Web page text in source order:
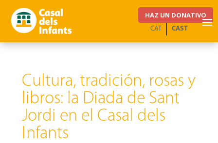
HAZ UN DONATIVO
CAST
CAT
Cultura, tradición, rosas y
libros: la Diada de Sant
Jordi en el Casal dels
Infants